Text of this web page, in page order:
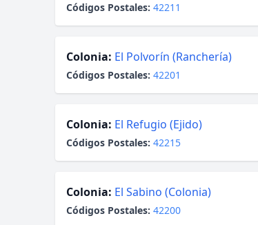
Códigos Postales: 42211
Colonia: El Polvorín (Ranchería)
Códigos Postales: 42201
Colonia: El Refugio (Ejido)
Códigos Postales: 42215
Colonia: El Sabino (Colonia)
Códigos Postales: 42200